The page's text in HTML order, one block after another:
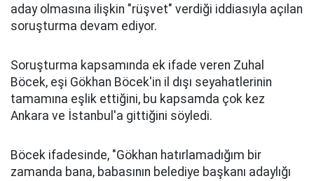
aday olmasına ilişkin "rüşvet" verdiği iddiasıyla açılan
soruşturma devam ediyor.
Soruşturma kapsamında ek ifade veren Zuhal
Böcek, eşi Gökhan Böcek'in il dışı seyahatlerinin
tamamına eşlik ettiğini, bu kapsamda çok kez
Ankara ve İstanbul'a gittiğini söyledi.
Böcek ifadesinde, "Gökhan hatırlamadığım bir
zamanda bana, babasının belediye başkanı adaylığı